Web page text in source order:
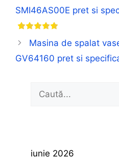
SMI46AS00E pret si
Masina de spalat
GV64160 pret si
Caută
iunie 2026